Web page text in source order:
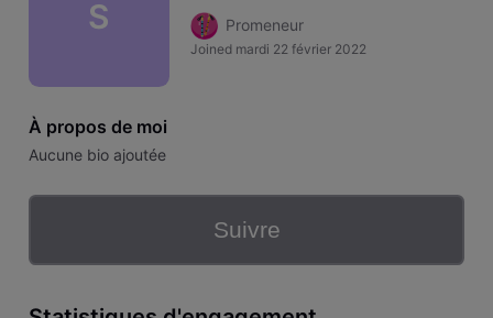
S Promeneur
Joined mardi 22 février 2022
À propos de moi
Aucune bio ajoutée
Suivre